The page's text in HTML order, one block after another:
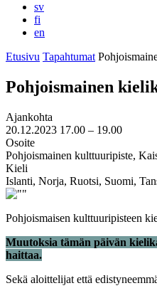
sv
fi
en
Etusivu Tapahtumat
Pohjoismainen
Ajankohta
20.12.2023 17.00 – 19.00
Osoite
Pohjoismainen kulttuuripiste,
Kieli
Islanti, Norja, Ruotsi, Suomi,
Pohjoismaisen kulttuuripisteen
Muutoksia tämän päivän
haittaa.
Sekä aloittelijat että